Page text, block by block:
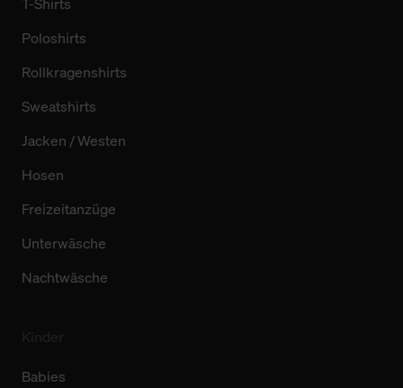
T-Shirts
Poloshirts
Rollkragenshirts
Sweatshirts
Jacken / Westen
Hosen
Freizeitanzüge
Unterwäsche
Nachtwäsche
Babies